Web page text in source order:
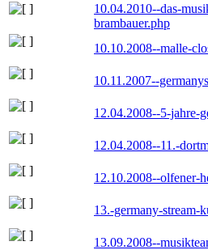
10.04.2010--das-
brambauer.php
10.10.2008--malle-
10.11.2007--
12.04.2008--5-jahre-
12.04.2008--11.-
12.10.2008--olfener-
13.-germany-stream-
13.09.2008--